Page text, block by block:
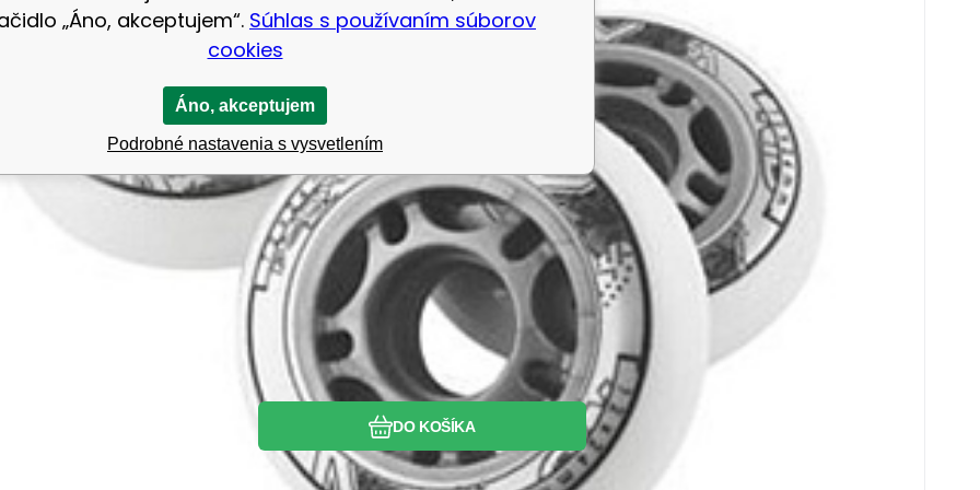
DO KOŠÍKA
Obľúbený
Porovnať
„Áno, akceptujem“. Súhlas s používaním súborov
cookies
Áno, akceptujem
Podrobné nastavenia s vysvetlením